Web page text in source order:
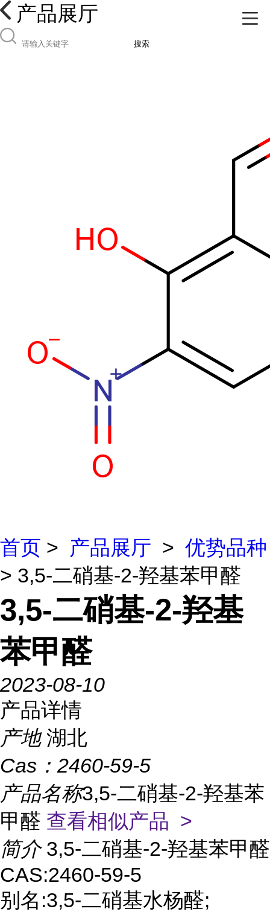
产品展厅
搜索
首页 > 产品展厅 > 优势品种
> 3,5-二硝基-2-羟基苯甲醛
3,5-二硝基-2-羟基
苯甲醛
2023-08-10
产品详情
产地 湖北
Cas： 2460-59-5
产品名称3,5-二硝基-2-羟基苯
甲醛 查看相似产品 >
简介 3,5-二硝基-2-羟基苯甲醛
CAS:2460-59-5
别名:3,5-二硝基水杨醛;